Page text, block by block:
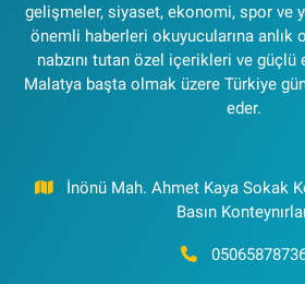
gelişmeler, siyaset, ekonomi, spor ve
önemli haberleri okuyucularına anlık
nabzını tutan özel içerikleri ve
Malatya başta olmak üzere Türkiye
eder.
İnönü Mah. Ahmet Kaya Sokak
Basın